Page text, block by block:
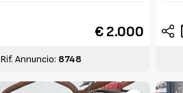
€ 2.000
Rif. Annuncio: 8748